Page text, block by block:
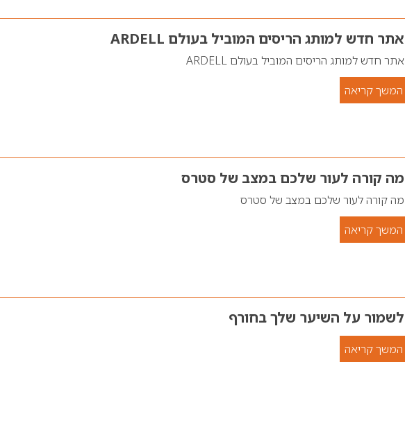
אתר חדש למותג הריסים המוביל בעולם ARDELL
אתר חדש למותג הריסים המוביל בעולם ARDELL
המשך קריאה
מה קורה לעור שלכם במצב של סטרס
מה קורה לעור שלכם במצב של סטרס
המשך קריאה
לשמור על השיער שלך בחורף
המשך קריאה